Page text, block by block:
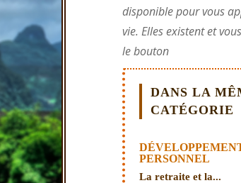
disponible pour vous
vie. Elles existent et
le bouton
DANS LA
CATÉGORIE
PERSONNEL
La retraite et la...